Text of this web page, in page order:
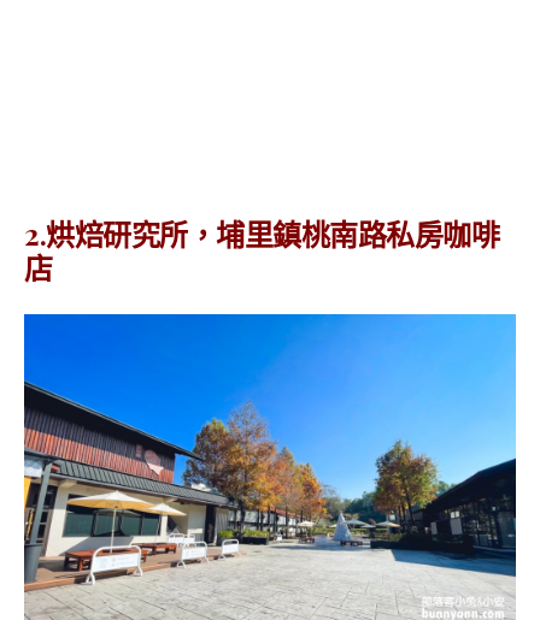
2.烘焙研究所，埔里鎮桃南路私房咖啡
店